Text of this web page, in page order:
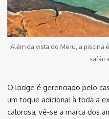
Além da vista do Meru, a piscina
safári
O lodge é gerenciado pelo
um toque adicional à toda a
calorosa, vê-se a marca dos